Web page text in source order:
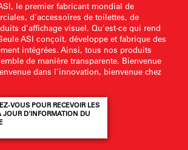
le premier fabricant mondial de
d'accessoires de toilettes, de
d'affichage visuel. Qu'est-ce qui rend
ASI conçoit, développe et fabrique des
intégrées. Ainsi, tous nos produits
de manière transparente. Bienvenue
dans l'innovation, bienvenue chez
VOUS POUR RECEVOIR LES
JOUR D'INFORMATION DU